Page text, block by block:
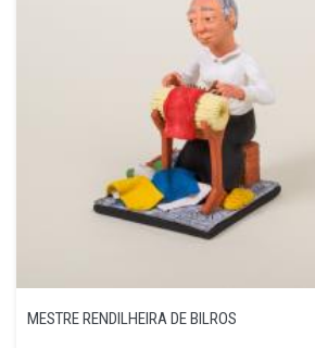
MESTRE RENDILHEIRA DE BILROS